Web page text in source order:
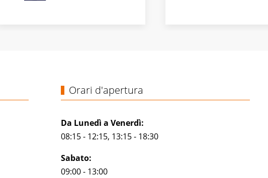
Orari d'apertura
Da Lunedì a Venerdì:
08:15 - 12:15, 13:15 - 18:30
Sabato:
09:00 - 13:00